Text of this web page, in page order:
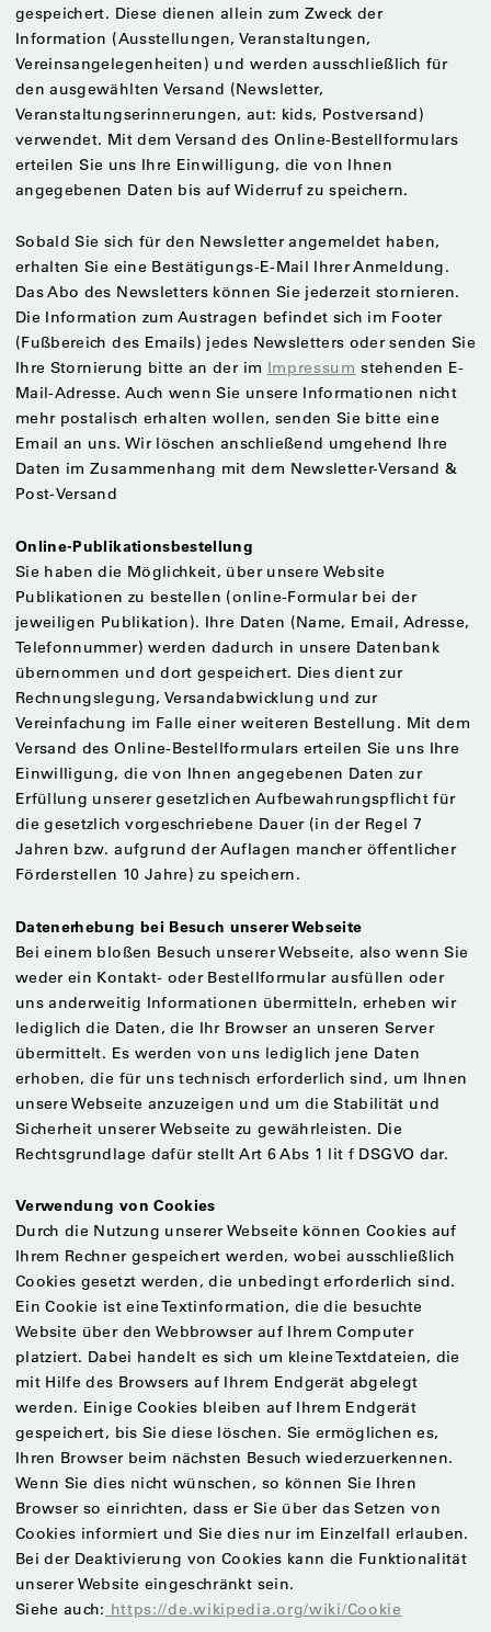
gespeichert. Diese dienen allein zum Zweck der
Information (Ausstellungen, Veranstaltungen,
Vereinsangelegenheiten) und werden ausschließlich für
den ausgewählten Versand (Newsletter,
Veranstaltungserinnerungen, aut: kids, Postversand)
verwendet. Mit dem Versand des Online-Bestellformulars
erteilen Sie uns Ihre Einwilligung, die von Ihnen
angegebenen Daten bis auf Widerruf zu speichern.
Sobald Sie sich für den Newsletter angemeldet haben,
erhalten Sie eine Bestätigungs-E-Mail Ihrer Anmeldung.
Das Abo des Newsletters können Sie jederzeit stornieren.
Die Information zum Austragen befindet sich im Footer
(Fußbereich des Emails) jedes Newsletters oder senden Sie
Ihre Stornierung bitte an der im Impressum stehenden E-
Mail-Adresse. Auch wenn Sie unsere Informationen nicht
mehr postalisch erhalten wollen, senden Sie bitte eine
Email an uns. Wir löschen anschließend umgehend Ihre
Daten im Zusammenhang mit dem Newsletter-Versand &
Post-Versand
Online-Publikationsbestellung
Sie haben die Möglichkeit, über unsere Website
Publikationen zu bestellen (online-Formular bei der
jeweiligen Publikation). Ihre Daten (Name, Email, Adresse,
Telefonnummer) werden dadurch in unsere Datenbank
übernommen und dort gespeichert. Dies dient zur
Rechnungslegung, Versandabwicklung und zur
Vereinfachung im Falle einer weiteren Bestellung. Mit dem
Versand des Online-Bestellformulars erteilen Sie uns Ihre
Einwilligung, die von Ihnen angegebenen Daten zur
Erfüllung unserer gesetzlichen Aufbewahrungspflicht für
die gesetzlich vorgeschriebene Dauer (in der Regel 7
Jahren bzw. aufgrund der Auflagen mancher öffentlicher
Förderstellen 10 Jahre) zu speichern.
Datenerhebung bei Besuch unserer Webseite
Bei einem bloßen Besuch unserer Webseite, also wenn Sie
weder ein Kontakt- oder Bestellformular ausfüllen oder
uns anderweitig Informationen übermitteln, erheben wir
lediglich die Daten, die Ihr Browser an unseren Server
übermittelt. Es werden von uns lediglich jene Daten
erhoben, die für uns technisch erforderlich sind, um Ihnen
unsere Webseite anzuzeigen und um die Stabilität und
Sicherheit unserer Webseite zu gewährleisten. Die
Rechtsgrundlage dafür stellt Art 6 Abs 1 lit f DSGVO dar.
Verwendung von Cookies
Durch die Nutzung unserer Webseite können Cookies auf
Ihrem Rechner gespeichert werden, wobei ausschließlich
Cookies gesetzt werden, die unbedingt erforderlich sind.
Ein Cookie ist eine Textinformation, die die besuchte
Website über den Webbrowser auf Ihrem Computer
platziert. Dabei handelt es sich um kleine Textdateien, die
mit Hilfe des Browsers auf Ihrem Endgerät abgelegt
werden. Einige Cookies bleiben auf Ihrem Endgerät
gespeichert, bis Sie diese löschen. Sie ermöglichen es,
Ihren Browser beim nächsten Besuch wiederzuerkennen.
Wenn Sie dies nicht wünschen, so können Sie Ihren
Browser so einrichten, dass er Sie über das Setzen von
Cookies informiert und Sie dies nur im Einzelfall erlauben.
Bei der Deaktivierung von Cookies kann die Funktionalität
unserer Website eingeschränkt sein.
Siehe auch: https://de.wikipedia.org/wiki/Cookie